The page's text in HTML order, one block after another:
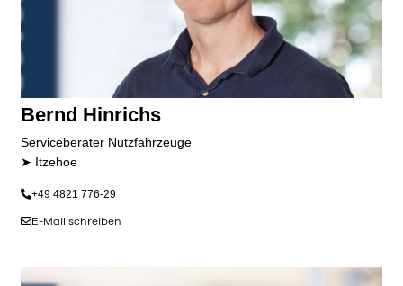
Bernd Hinrichs
Serviceberater Nutzfahrzeuge
➤ Itzehoe
+49 4821 776-29
E-Mail schreiben